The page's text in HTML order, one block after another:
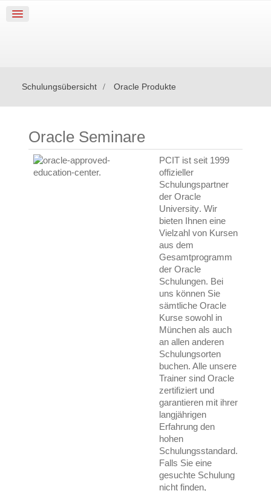
Schulungsübersicht Oracle Produkte
Oracle Seminare
PCIT ist seit 1999
offizieller
Schulungspartner
der Oracle
University. Wir
bieten Ihnen eine
Vielzahl von Kursen
aus dem
Gesamtprogramm
der Oracle
Schulungen. Bei
uns können Sie
sämtliche Oracle
Kurse sowohl in
München als auch
an allen anderen
Schulungsorten
buchen. Alle unsere
Trainer sind Oracle
zertifiziert und
garantieren mit ihrer
langjährigen
Erfahrung den
hohen
Schulungsstandard.
Falls Sie eine
gesuchte Schulung
nicht finden,